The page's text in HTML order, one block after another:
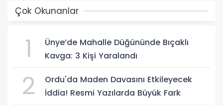
Çok Okunanlar
1
Ünye’de Mahalle Düğününde Bıçaklı
Kavga: 3 Kişi Yaralandı
2
Ordu'da Maden Davasını Etkileyecek
İddia! Resmi Yazılarda Büyük Fark